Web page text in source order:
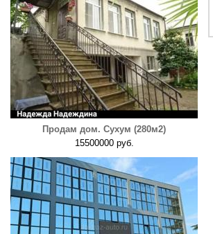
Продам дом. Сухум (280м2)
15500000 руб.